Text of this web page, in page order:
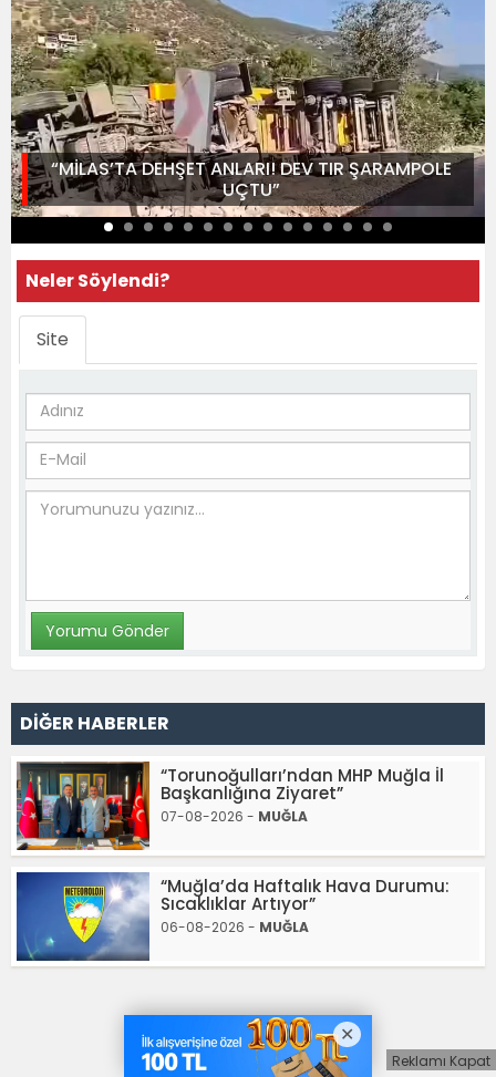
“MİLAS’TA DEHŞET ANLARI! DEV TIR ŞARAMPOLE
UÇTU”
Neler Söylendi?
Site
DİĞER HABERLER
“Torunoğulları’ndan MHP Muğla İl
Başkanlığına Ziyaret”
07-08-2026 - MUĞLA
“Muğla’da Haftalık Hava Durumu:
Sıcaklıklar Artıyor”
06-08-2026 - MUĞLA
Reklamı Kapat